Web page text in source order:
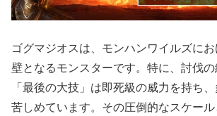
ゴグマジオスは、モンハンワイルズに
壁となるモンスターです。特に、討伐
「最後の大技」は即死級の威力を持ち
苦しめています。その圧倒的なスケール